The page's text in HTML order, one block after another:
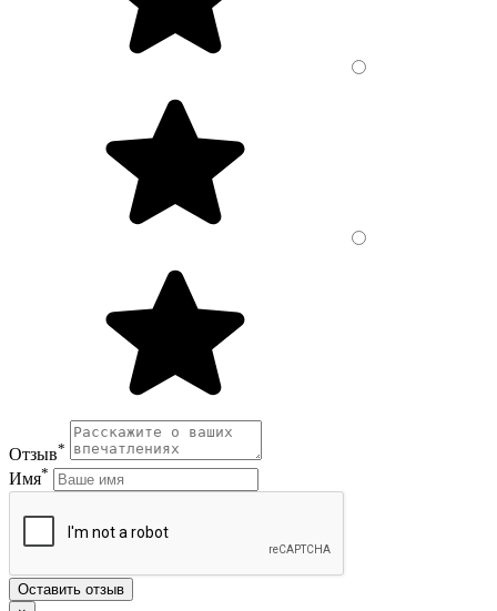
Отзыв*
Имя*
Оставить отзыв